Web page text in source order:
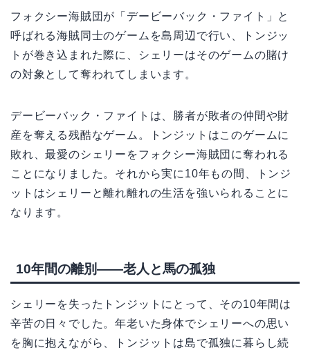
フォクシー海賊団が「デービーバック・ファイト」と
呼ばれる海賊同士のゲームを島周辺で行い、トンジッ
トが巻き込まれた際に、シェリーはそのゲームの賭け
の対象として奪われてしまいます。
デービーバック・ファイトは、勝者が敗者の仲間や財
産を奪える残酷なゲーム。トンジットはこのゲームに
敗れ、最愛のシェリーをフォクシー海賊団に奪われる
ことになりました。それから実に10年もの間、トンジ
ットはシェリーと離れ離れの生活を強いられることに
なります。
10年間の離別——老人と馬の孤独
シェリーを失ったトンジットにとって、その10年間は
辛苦の日々でした。年老いた身体でシェリーへの思い
を胸に抱えながら、トンジットは島で孤独に暮らし続